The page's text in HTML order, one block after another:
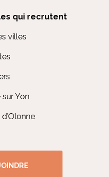
qui recrutent
villes
sur Yon